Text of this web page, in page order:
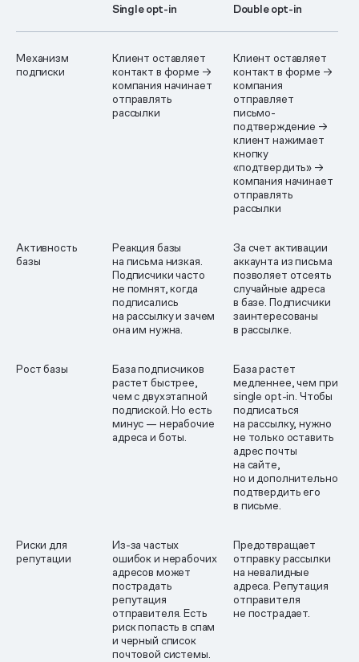
Single opt-in Double opt-in
Механизм
подписки
Клиент оставляет
контакт в форме →
компания начинает
отправлять
рассылки
Клиент оставляет
контакт в форме →
компания
отправляет
письмо-
подтверждение →
клиент нажимает
кнопку
«подтвердить» →
компания начинает
отправлять
рассылки
Активность
базы
Реакция базы
на письма низкая.
Подписчики часто
не помнят, когда
подписались
на рассылку и зачем
она им нужна.
За счет активации
аккаунта из письма
позволяет отсеять
случайные адреса
в базе. Подписчики
заинтересованы
в рассылке.
Рост базы
База подписчиков
растет быстрее,
чем с двухэтапной
подпиской. Но есть
минус — нерабочие
адреса и боты.
База растет
медленнее, чем при
single opt-in. Чтобы
подписаться
на рассылку, нужно
не только оставить
адрес почты
на сайте,
но и дополнительно
подтвердить его
в письме.
Риски для
репутации
Из-за частых
ошибок и нерабочих
адресов может
пострадать
репутация
отправителя. Есть
риск попасть в спам
и черный список
почтовой системы.
Предотвращает
отправку рассылки
на невалидные
адреса. Репутация
отправителя
не пострадает.